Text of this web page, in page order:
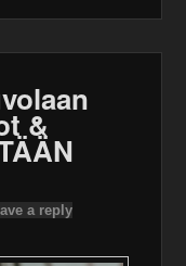
&
a reply